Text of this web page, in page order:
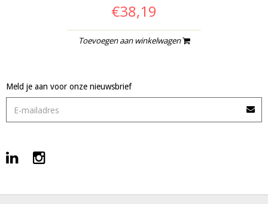
€38,19
Toevoegen aan winkelwagen
Meld je aan voor onze nieuwsbrief